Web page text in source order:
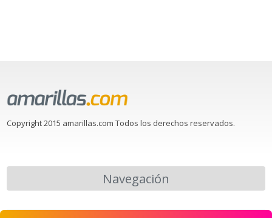
Copyright 2015 amarillas.com Todos los derechos reservados.
Navegación